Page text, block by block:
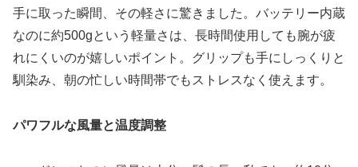
手に取った瞬間、その軽さに驚きました。バッテリー内蔵
なのに約500gという軽量さは、長時間使用しても腕が疲
れにくいのが嬉しいポイント。グリップも手にしっくりと
馴染み、朝の忙しい時間帯でもストレスなく使えます。
パワフルな風量と温度調整